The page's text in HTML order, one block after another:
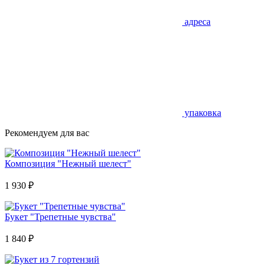
адреса
упаковка
Рекомендуем для вас
Композиция "Нежный шелест"
1 930 ₽
Букет "Трепетные чувства"
1 840 ₽